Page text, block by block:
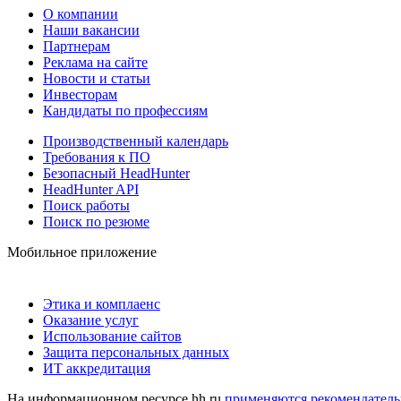
О компании
Наши вакансии
Партнерам
Реклама на сайте
Новости и статьи
Инвесторам
Кандидаты по профессиям
Производственный календарь
Требования к ПО
Безопасный HeadHunter
HeadHunter API
Поиск работы
Поиск по резюме
Мобильное приложение
Этика и комплаенс
Оказание услуг
Использование сайтов
Защита персональных данных
ИТ аккредитация